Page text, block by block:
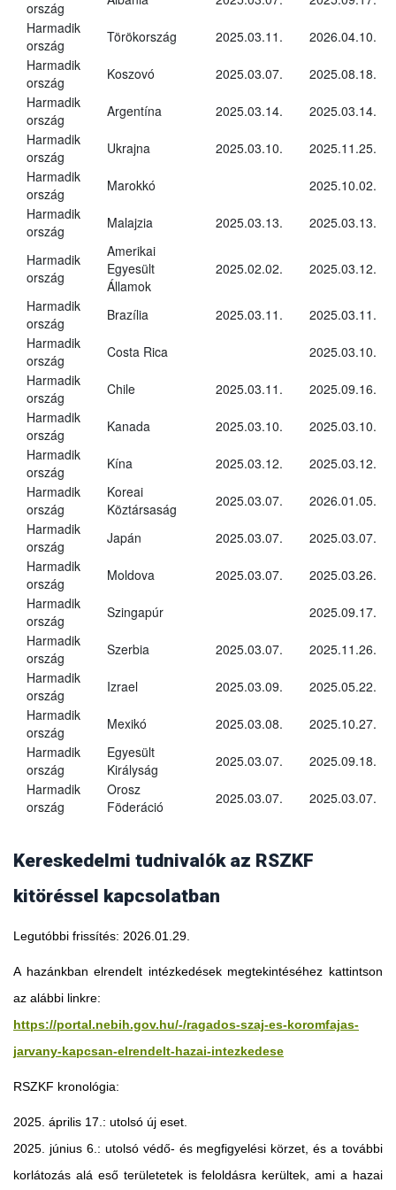
ország
Harmadik
ország
Törökország 2025.03.11.
2026.04.10.
Harmadik
ország
Koszovó 2025.03.07.
2025.08.18.
Harmadik
ország
Argentína 2025.03.14.
2025.03.14.
Harmadik
ország
Ukrajna 2025.03.10.
2025.11.25.
Harmadik
ország
Marokkó
2025.10.02.
Harmadik
ország
Malajzia 2025.03.13. 2025.03.13.
Harmadik
ország
Amerikai
Egyesült
Államok
2025.02.02. 2025.03.12.
Harmadik
ország
Brazília 2025.03.11.
2025.03.11.
Harmadik
ország
Costa Rica
2025.03.10.
Harmadik
ország
Chile 2025.03.11.
2025.09.16.
Harmadik
ország
Kanada 2025.03.10.
2025.03.10.
Harmadik
ország
Kína 2025.03.12.
2025.03.12.
Harmadik
ország
Koreai
Köztársaság
2025.03.07.
2026.01.05.
Harmadik
ország
Japán 2025.03.07.
2025.03.07.
Harmadik
ország
Moldova 2025.03.07.
2025.03.26.
Harmadik
ország
Szingapúr
2025.09.17.
Harmadik
ország
Szerbia 2025.03.07.
2025.11.26.
Harmadik
ország
Izrael 2025.03.09.
2025.05.22.
Harmadik
ország
Mexikó 2025.03.08.
2025.10.27.
Harmadik
ország
Egyesült
Királyság
2025.03.07.
2025.09.18.
Harmadik
ország
Orosz
Föderáció
2025.03.07. 2025.03.07.
Kereskedelmi tudnivalók az RSZKF
kitöréssel kapcsolatban
Legutóbbi frissítés: 2026.01.29.
A hazánkban elrendelt intézkedések megtekintéséhez kattintson
az alábbi linkre:
https://portal.nebih.gov.hu/-/ragados-szaj-es-koromfajas-
jarvany-kapcsan-elrendelt-hazai-intezkedese
RSZKF kronológia:
2025. április 17.: utolsó új eset.
2025. június 6.: utolsó védő- és megfigyelési körzet, és a további
korlátozás alá eső területetek is feloldásra kerültek, ami a hazai
Georgia